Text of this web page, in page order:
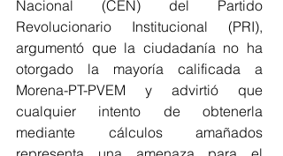
Nacional (CEN) del Partido
Revolucionario Institucional (PRI),
argumentó que la ciudadanía no ha
otorgado la mayoría calificada a
Morena-PT-PVEM y advirtió que
cualquier intento de obtenerla
mediante cálculos amañados